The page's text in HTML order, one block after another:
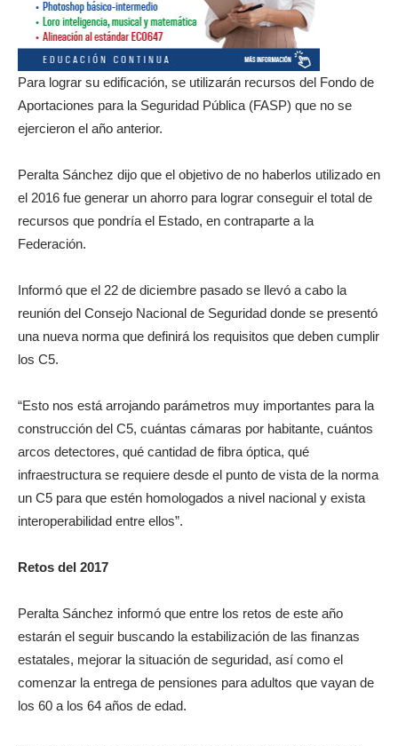
Para lograr su edificación, se utilizarán recursos del Fondo de
Aportaciones para la Seguridad Pública (FASP) que no se
ejercieron el año anterior.
Peralta Sánchez dijo que el objetivo de no haberlos utilizado en
el 2016 fue generar un ahorro para lograr conseguir el total de
recursos que pondría el Estado, en contraparte a la
Federación.
Informó que el 22 de diciembre pasado se llevó a cabo la
reunión del Consejo Nacional de Seguridad donde se presentó
una nueva norma que definirá los requisitos que deben cumplir
los C5.
“Esto nos está arrojando parámetros muy importantes para la
construcción del C5, cuántas cámaras por habitante, cuántos
arcos detectores, qué cantidad de fibra óptica, qué
infraestructura se requiere desde el punto de vista de la norma
un C5 para que estén homologados a nivel nacional y exista
interoperabilidad entre ellos”.
Retos del 2017
Peralta Sánchez informó que entre los retos de este año
estarán el seguir buscando la estabilización de las finanzas
estatales, mejorar la situación de seguridad, así como el
comenzar la entrega de pensiones para adultos que vayan de
los 60 a los 64 años de edad.